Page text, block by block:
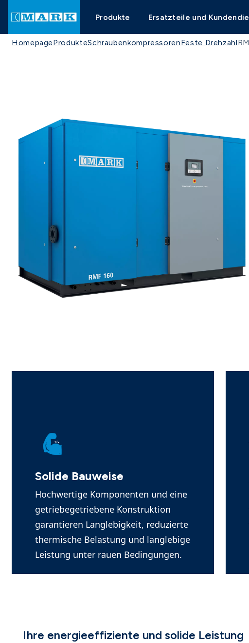
Produkte Ersatzteile und
HomepageProdukteSchraubenkompressorenFeste Drehzahl
Solide Bauweise
Hochwertige Komponenten und eine
getriebegetriebene Konstruktion
garantieren Langlebigkeit, reduzierte
thermische Belastung und langlebige
Leistung unter rauen Bedingungen.
Ihre energieeffiziente und solide Leistung